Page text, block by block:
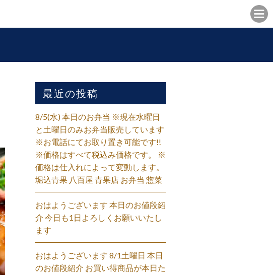
最近の投稿
8/5(水) 本日のお弁当 ※現在水曜日
と土曜日のみお弁当販売しています
※お電話にてお取り置き可能です!!
※価格はすべて税込み価格です。 ※
価格は仕入れによって変動します。
堀込青果 八百屋 青果店 お弁当 惣菜
おはようございます 本日のお値段紹
介 今日も1日よろしくお願いいたし
ます
おはようございます 8/1土曜日 本日
のお値段紹介 お買い得商品が本日た